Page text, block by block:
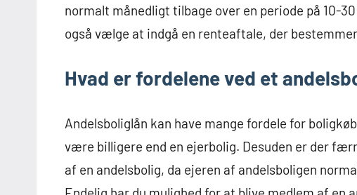
normalt månedligt tilbage over en periode på 10-
også vælge at indgå en renteaftale, der
Hvad er fordelene ved et
Andelsboliglån kan have mange fordele for
være billigere end en ejerbolig. Desuden er der
af en andelsbolig, da ejeren af andelsboligen